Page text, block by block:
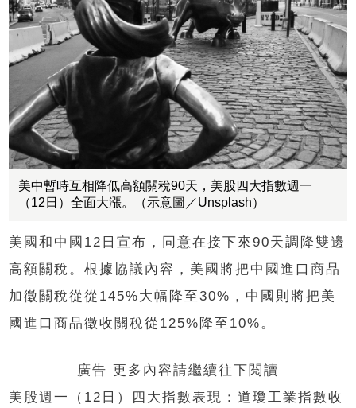
美中暫時互相降低高額關稅90天，美股四大指數週一
（12日）全面大漲。（示意圖／Unsplash）
美國和中國12日宣布，同意在接下來90天調降雙邊
高額關稅。根據協議內容，美國將把中國進口商品
加徵關稅從從145%大幅降至30%，中國則將把美
國進口商品徵收關稅從125%降至10%。
廣告 更多內容請繼續往下閱讀
美股週一（12日）四大指數表現：道瓊工業指數收